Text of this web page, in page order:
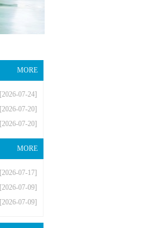
MORE
[2026-07-24]
[2026-07-20]
[2026-07-20]
MORE
[2026-07-17]
[2026-07-09]
[2026-07-09]